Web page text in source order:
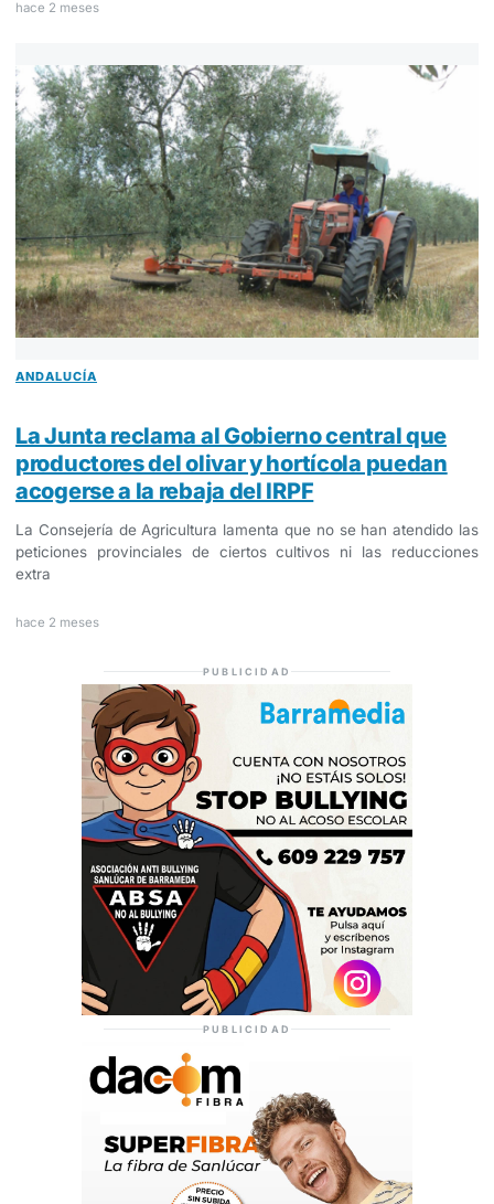
hace 2 meses
ANDALUCÍA
La Junta reclama al Gobierno central que
productores del olivar y hortícola puedan
acogerse a la rebaja del IRPF
La Consejería de Agricultura lamenta que no se han atendido las
peticiones provinciales de ciertos cultivos ni las reducciones
extra
hace 2 meses
PUBLICIDAD
PUBLICIDAD